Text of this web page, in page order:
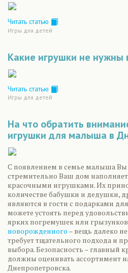
Читать статью
Игры для детей
Какие игрушки не нужны
Читать статью
Игры для детей
На что обратить
игрушки для малыша в
С появлением в семье малыша Вы
стремительно Ваш дом
красочными игрушками. Их
количестве бабушки и дедушки,
являются в гости с подарками
можете устоять перед
ярких погремушек или
новорожденного – вещь далеко
требует тщательного подхода и
выбора. Безопасность – главный
должны оценивать ассортимент
Днепропетровска.